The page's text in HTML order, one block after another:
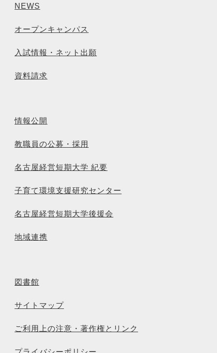
NEWS
オープンキャンパス
入試情報・ネット出願
資料請求
情報公開
教職員の公募・採用
名古屋経営短期大学 紀要
子育て環境支援研究センター
名古屋経営短期大学後援会
地域連携
図書館
サイトマップ
ご利用上の注意・著作権とリンク